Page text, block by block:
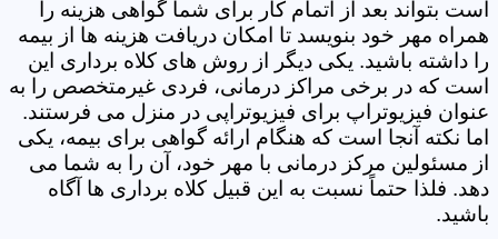
است بتواند بعد از اتمام کار برای شما گواهی هزینه را
همراه مهر خود بنویسد تا امکان دریافت هزینه ها از بیمه
را داشته باشید. یکی دیگر از روش های کلاه برداری این
است که در برخی مراکز درمانی، فردی غیرمتخصص را به
عنوان فیزیوتراپ برای فیزیوتراپی در منزل می فرستند.
اما نکته آنجا است که هنگام ارائه گواهی برای بیمه، یکی
از مسئولین مرکز درمانی با مهر خود، آن را به شما می
دهد. فلذا حتماً نسبت به این قبیل کلاه برداری ها آگاه
باشید.